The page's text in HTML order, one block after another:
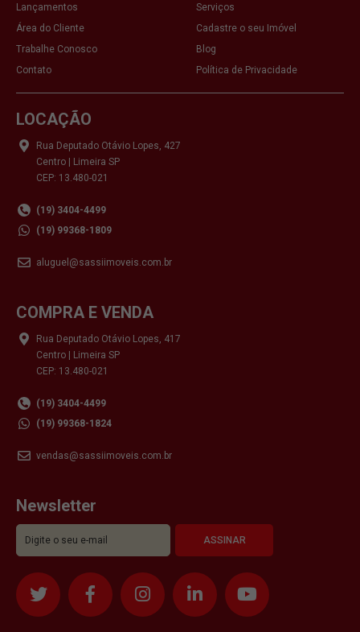
Lançamentos
Serviços
Área do Cliente
Cadastre o seu Imóvel
Trabalhe Conosco
Blog
Contato
Política de Privacidade
LOCAÇÃO
Rua Deputado Otávio Lopes, 427
Centro | Limeira SP
CEP: 13.480-021
(19) 3404-4499
(19) 99368-1809
aluguel@sassiimoveis.com.br
COMPRA E VENDA
Rua Deputado Otávio Lopes, 417
Centro | Limeira SP
CEP: 13.480-021
(19) 3404-4499
(19) 99368-1824
vendas@sassiimoveis.com.br
Newsletter